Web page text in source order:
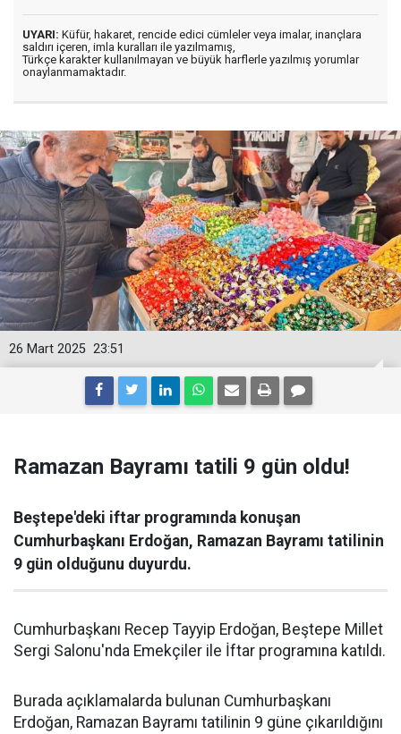
UYARI: Küfür, hakaret, rencide edici cümleler veya imalar, inançlara
saldırı içeren, imla kuralları ile yazılmamış,
Türkçe karakter kullanılmayan ve büyük harflerle yazılmış yorumlar
onaylanmamaktadır.
23:51
26 Mart 2025
Ramazan Bayramı tatili 9 gün oldu!
Beştepe'deki iftar programında konuşan
Cumhurbaşkanı Erdoğan, Ramazan Bayramı tatilinin
9 gün olduğunu duyurdu.
Cumhurbaşkanı Recep Tayyip Erdoğan, Beştepe Millet
Sergi Salonu'nda Emekçiler ile İftar programına katıldı.
Burada açıklamalarda bulunan Cumhurbaşkanı
Erdoğan, Ramazan Bayramı tatilinin 9 güne çıkarıldığını